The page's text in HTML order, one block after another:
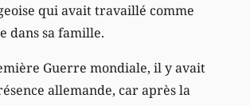
qui avait travaillé comme
dans sa famille.
Guerre mondiale, il y avait
allemande, car après la